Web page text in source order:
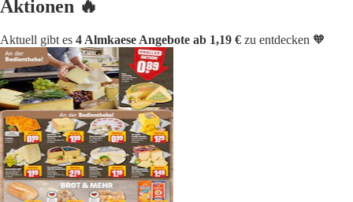
Aktionen 🔥
Aktuell gibt es 4 Almkaese Angebote ab 1,19 € zu entdecken 🧡